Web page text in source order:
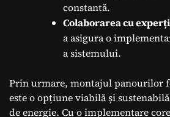
constantă.
Colaborarea cu
a asigura o
a sistemului.
Prin urmare, montajul panourilor
este o opțiune viabilă și
de energie. Cu o implementare